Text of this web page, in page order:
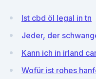
Ist cbd öl legal in tn
Jeder, der
Kann ich in irland
Wofür ist rohes